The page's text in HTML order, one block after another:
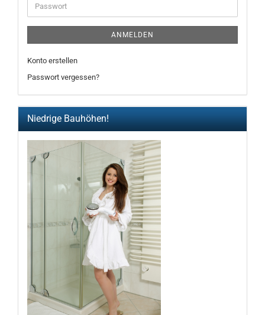
Passwort
ANMELDEN
Konto erstellen
Passwort vergessen?
Niedrige Bauhöhen!